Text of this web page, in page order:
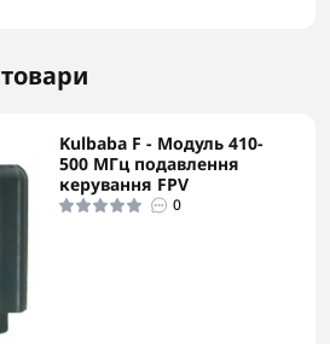
Kulbaba F - Модуль 410-
500 МГц подавлення
керування FPV
0